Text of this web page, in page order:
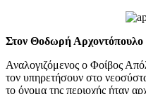
Στον Θοδωρή Αρχοντόπουλο
Αναλογιζόμενος ο Φοίβος
τον υπηρετήσουν στο
το όνομα της περιοχής ήταν